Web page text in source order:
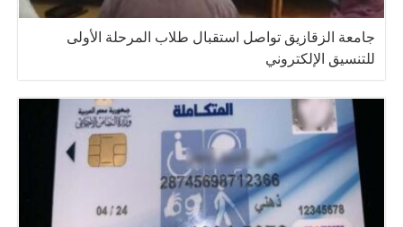
جامعة الزقازيق تواصل استقبال طلاب المرحلة الأولى
للتنسيق الإلكتروني